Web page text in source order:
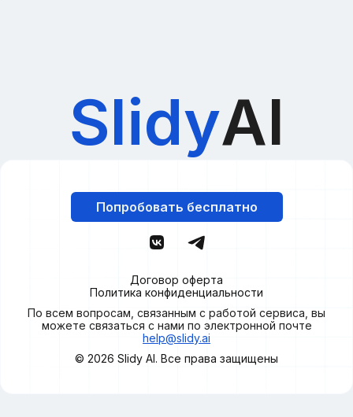
SlidyAI
Попробовать бесплатно
Договор оферта
Политика конфиденциальности
По всем вопросам, связанным с работой сервиса, вы
можете связаться с нами по электронной почте
help@slidy.ai
© 2026 Slidy AI. Все права защищены